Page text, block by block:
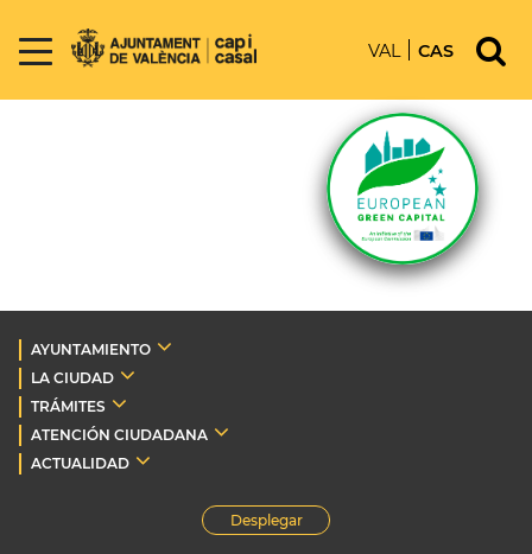
VAL CAS
AYUNTAMIENTO
LA CIUDAD
TRÁMITES
ATENCIÓN CIUDADANA
ACTUALIDAD
Desplegar